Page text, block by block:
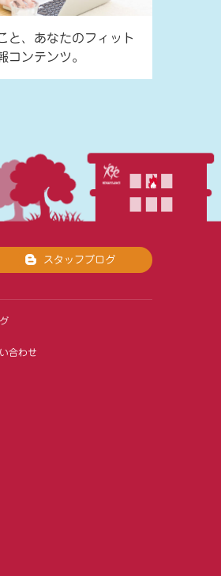
と、あなたのフィット
コンテンツ。
スタッフブログ
合わせ